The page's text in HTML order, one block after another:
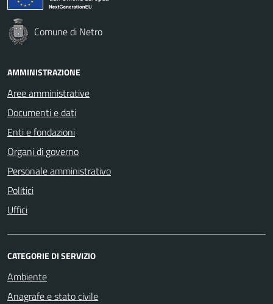
Comune di Netro
AMMINISTRAZIONE
Aree amministrative
Documenti e dati
Enti e fondazioni
Organi di governo
Personale amministrativo
Politici
Uffici
CATEGORIE DI SERVIZIO
Ambiente
Anagrafe e stato civile